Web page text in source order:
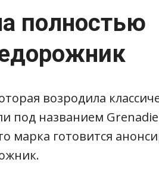
полностью
возродила
под названием
марка готовится